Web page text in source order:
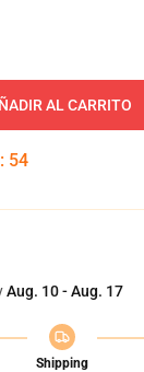
AL CARRITO
: 53
Aug. 10 - Aug. 17
Shipping